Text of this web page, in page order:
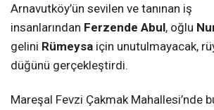
Arnavutköy’ün sevilen ve tanınan iş
insanlarından Ferzende Abul, oğlu
gelini Rümeysa için unutulmayacak,
düğünü gerçekleştirdi.
Mareşal Fevzi Çakmak Mahallesi’nde